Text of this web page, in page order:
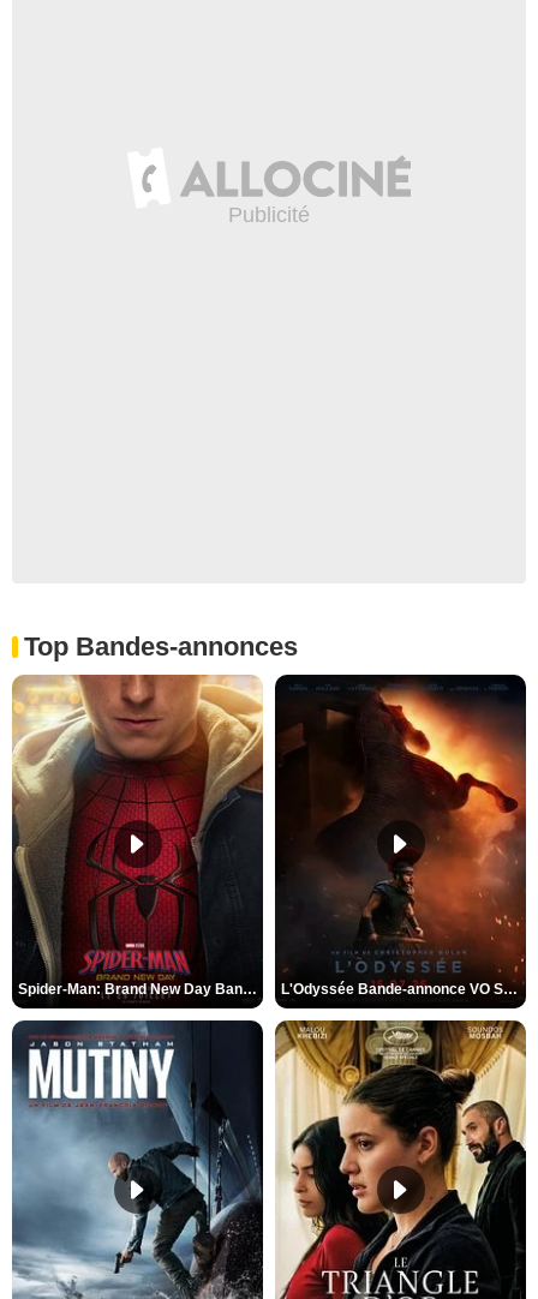
Top Bandes-annonces
Spider-Man: Brand New Day Bande-annonce VO STFR L'Odyssée Bande-annonce VO STFR